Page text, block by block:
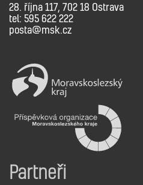
28. října 117, 702 18 Ostrava
tel: 595 622 222
posta@msk.cz
Partneři